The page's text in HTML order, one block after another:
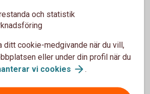
dess, men vi har ännu idag, efter 120
filosofi. Vi skall hjälpa till att utveckla
ekonomi.
som hänt inom bankvärlden en egen
samtliga beslut fattas här, nära våra
om.
och statistik
ditt cookie-medgivande när du vill,
eller under din profil när du
vi cookies .